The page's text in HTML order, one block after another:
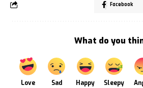
Facebook
What do you
Love Sad Happy Sleepy